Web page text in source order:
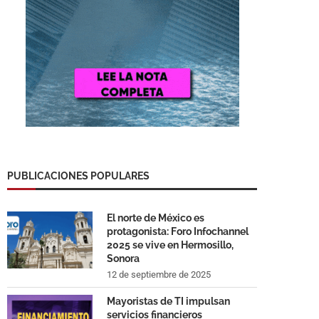
PUBLICACIONES POPULARES
El norte de México es
protagonista: Foro Infochannel
2025 se vive en Hermosillo,
Sonora
12 de septiembre de 2025
Mayoristas de TI impulsan
servicios financieros